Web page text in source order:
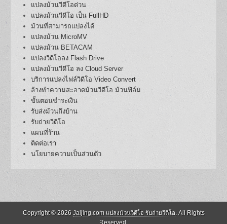
แปลงม้วนวีดีโอด่วน
แปลงม้วนวีดีโอ เป็น FullHD
ม้วนที่สามารถแปลงได้
แปลงม้วน MicroMV
แปลงม้วน BETACAM
แปลงวีดีโอลง Flash Drive
แปลงม้วนวีดีโอ ลง Cloud Server
บริการแปลงไฟล์วิดีโอ Video Convert
ล้างทำความสะอาดม้วนวีดีโอ ม้วนฟิล์ม
ขั้นตอนชำระเงิน
รับส่งม้วนถึงบ้าน
รับถ่ายวีดีโอ
แผนที่ร้าน
ติดต่อเรา
นโยบายความเป็นส่วนตัว
Copyright © 2026 Jaijing.com แปลงม้วนวีดีโอ รับถ่ายวีดีโอ. All Rights
Reserved.